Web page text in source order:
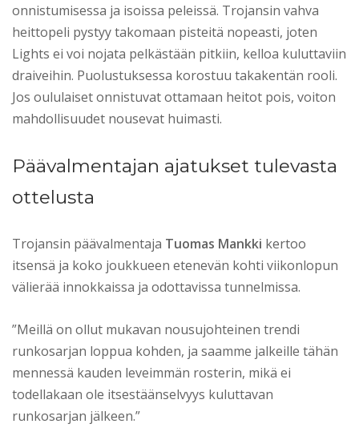
onnistumisessa ja isoissa peleissä. Trojansin vahva
heittopeli pystyy takomaan pisteitä nopeasti, joten
Lights ei voi nojata pelkästään pitkiin, kelloa kuluttaviin
draiveihin. Puolustuksessa korostuu takakentän rooli.
Jos oululaiset onnistuvat ottamaan heitot pois, voiton
mahdollisuudet nousevat huimasti.
Päävalmentajan ajatukset tulevasta
ottelusta
Trojansin päävalmentaja Tuomas Mankki kertoo
itsensä ja koko joukkueen etenevän kohti viikonlopun
välierää innokkaissa ja odottavissa tunnelmissa.
”Meillä on ollut mukavan nousujohteinen trendi
runkosarjan loppua kohden, ja saamme jalkeille tähän
mennessä kauden leveimmän rosterin, mikä ei
todellakaan ole itsestäänselvyys kuluttavan
runkosarjan jälkeen.”